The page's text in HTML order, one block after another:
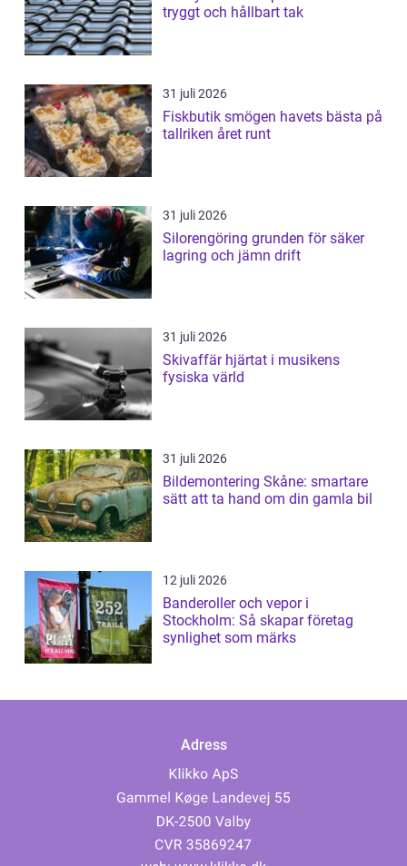
tryggt och hållbart tak
31 juli 2026
Fiskbutik smögen havets bästa på
tallriken året runt
31 juli 2026
Silorengöring grunden för säker
lagring och jämn drift
31 juli 2026
Skivaffär hjärtat i musikens
fysiska värld
31 juli 2026
Bildemontering Skåne: smartare
sätt att ta hand om din gamla bil
12 juli 2026
Banderoller och vepor i
Stockholm: Så skapar företag
synlighet som märks
Adress